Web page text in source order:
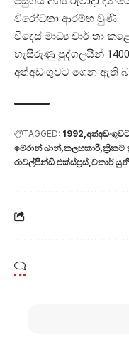
විරෝධතා ආරම්භ වුණි.
විදෙස් මාධ්‍ය වාර් තා
හැසිරුණු පුද්ගලයින්
අත්අඩංගුවට ගෙන ඇති
TAGGED: 1992
ඉම්රාන් ඛාන් කලහකාරී ක්‍රිකට්
රාවල්පින්ඩි එක්ස්ප්‍රස් වකාර්